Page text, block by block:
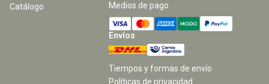
Catálogo Medios de pago
Envíos
Tiempos y formas de envío
Políticas de privacidad